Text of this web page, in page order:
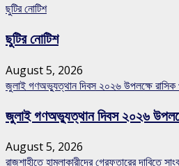
ছুটির নোটিশ
ছুটির নোটিশ
August 5, 2026
জুলাই গণঅভ্যুত্থান দিবস ২০২৬ উপলক্ষে রাসিক
জুলাই গণঅভ্যুত্থান দিবস ২০২৬
August 5, 2026
রাজশাহীতে হামলাকারীদের গ্রেফতারের দাবিতে